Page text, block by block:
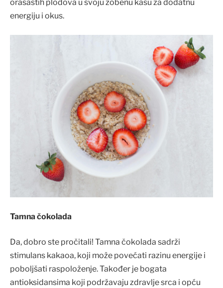
orašastih plodova u svoju zobenu kašu za dodatnu
energiju i okus.
Tamna čokolada
Da, dobro ste pročitali! Tamna čokolada sadrži
stimulans kakaoa, koji može povećati razinu energije i
poboljšati raspoloženje. Također je bogata
antioksidansima koji podržavaju zdravlje srca i opću